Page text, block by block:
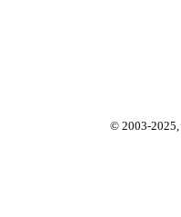
© 2003-2025,